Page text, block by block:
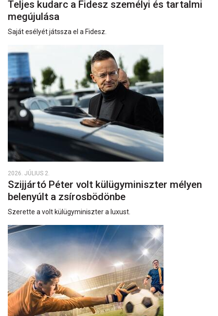
Teljes kudarc a Fidesz személyi és tartalmi
megújulása
Saját esélyét játssza el a Fidesz.
2026. JÚLIUS 2.
Szijjártó Péter volt külügyminiszter mélyen
belenyúlt a zsírosbödönbe
Szerette a volt külügyminiszter a luxust.